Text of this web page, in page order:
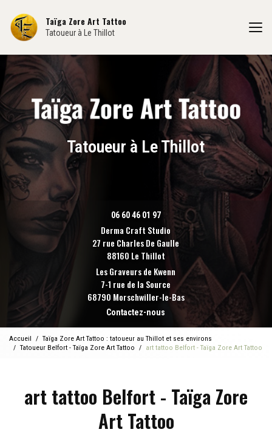
contenu
principal
Taïga Zore Art Tattoo
Tatoueur à Le Thillot
Tatoueur à Le Thillot
06 60 46 01 97
Derma Craft Studio
27 rue Charles De Gaulle
88160 Le Thillot
Les Graveurs de Kwenn
7-1 rue de la Source
68790 Morschwiller-le-Bas
Contactez-nous
Accueil
Taïga Zore Art Tattoo : tatoueur au Thillot et ses environs
Tatoueur Belfort - Taïga Zore Art Tattoo
art tattoo Belfort - Taïga Zore Art Tattoo
art tattoo Belfort - Taïga Zore
Art Tattoo